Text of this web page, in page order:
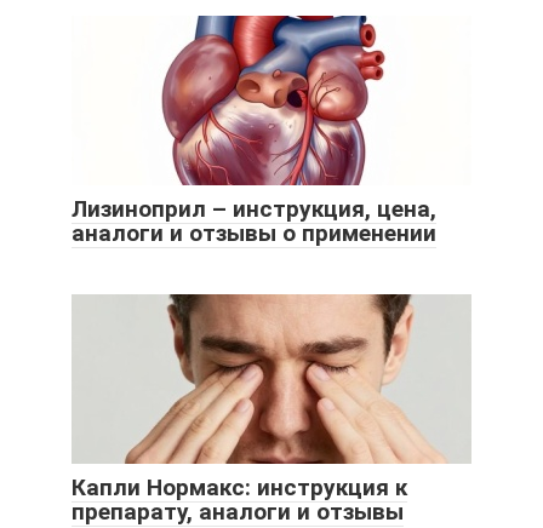
Лизиноприл – инструкция, цена,
аналоги и отзывы о применении
Капли Нормакс: инструкция к
препарату, аналоги и отзывы